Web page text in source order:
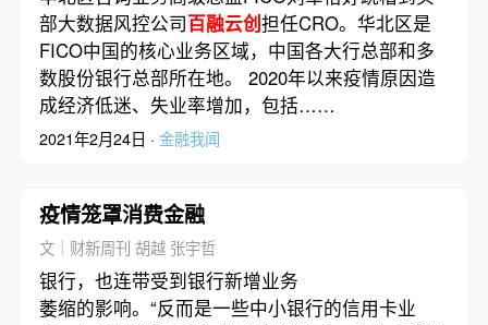
部大数据风控公司百融云创担任CRO。华北区是
FICO中国的核心业务区域，中国各大行总部和多
数股份银行总部所在地。 2020年以来疫情原因造
成经济低迷、失业率增加，包括……
2021年2月24日 · 金融我闻
疫情笼罩消费金融
文｜财新周刊 胡越 张宇哲
银行，也连带受到银行新增业务
萎缩的影响。“反而是一些中小银行的信用卡业